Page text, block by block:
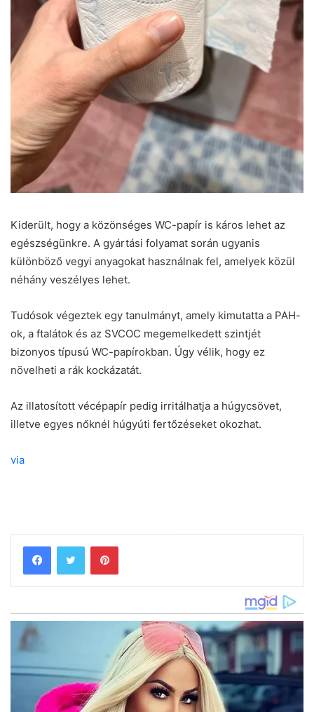
Kiderült, hogy a közönséges WC-papír is káros lehet az
egészségünkre. A gyártási folyamat során ugyanis
különböző vegyi anyagokat használnak fel, amelyek közül
néhány veszélyes lehet.
Tudósok végeztek egy tanulmányt, amely kimutatta a PAH-
ok, a ftalátok és az SVCOC megemelkedett szintjét
bizonyos típusú WC-papírokban. Úgy vélik, hogy ez
növelheti a rák kockázatát.
Az illatosított vécépapír pedig irritálhatja a húgycsövet,
illetve egyes nőknél húgyúti fertőzéseket okozhat.
via
Pinterest